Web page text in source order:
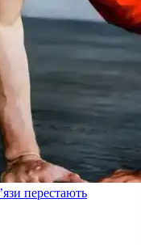
перестають